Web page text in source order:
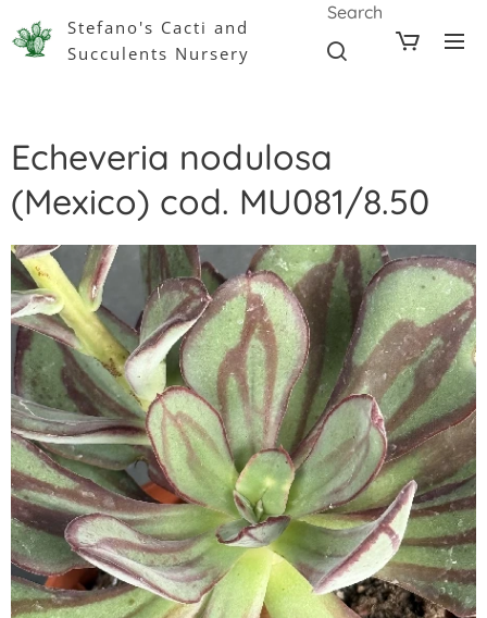
Stefano's Cacti and
Succulents Nursery
Search
Echeveria nodulosa
(Mexico) cod. MU081/8.50